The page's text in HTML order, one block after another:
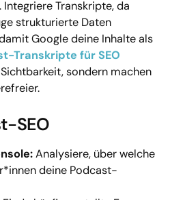
Transkripte, da
strukturierte Daten
Google deine Inhalte als
Transkripte für SEO
sondern machen
SEO
Analysiere, über welche
deine Podcast-